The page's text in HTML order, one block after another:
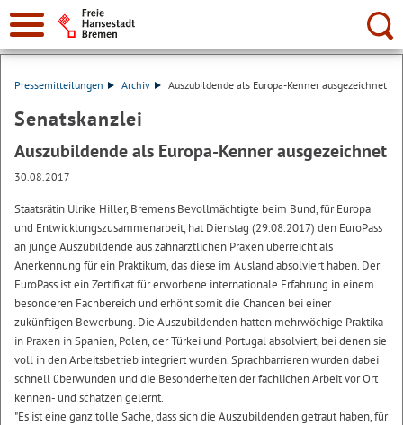
Suche:
Pressemitteilungen Archiv Auszubildende als Europa-Kenner ausgezeichnet
Senatskanzlei
Auszubildende als Europa-Kenner ausgezeichnet
30.08.2017
Staatsrätin Ulrike Hiller, Bremens Bevollmächtigte beim Bund, für Europa
und Entwicklungszusammenarbeit, hat Dienstag (29.08.2017) den EuroPass
an junge Auszubildende aus zahnärztlichen Praxen überreicht als
Anerkennung für ein Praktikum, das diese im Ausland absolviert haben. Der
EuroPass ist ein Zertifikat für erworbene internationale Erfahrung in einem
besonderen Fachbereich und erhöht somit die Chancen bei einer
zukünftigen Bewerbung. Die Auszubildenden hatten mehrwöchige Praktika
in Praxen in Spanien, Polen, der Türkei und Portugal absolviert, bei denen sie
voll in den Arbeitsbetrieb integriert wurden. Sprachbarrieren wurden dabei
schnell überwunden und die Besonderheiten der fachlichen Arbeit vor Ort
kennen- und schätzen gelernt.
"Es ist eine ganz tolle Sache, dass sich die Auszubildenden getraut haben, für